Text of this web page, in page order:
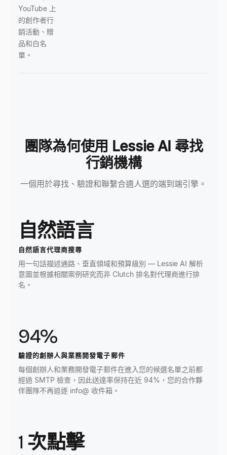
YouTube 上
的創作者行
銷活動、贈
品和白名
單。
團隊為何使用 Lessie AI 尋找
行銷機構
一個用於尋找、驗證和聯繫合適人選的端到端引擎。
自然語言
自然語言代理商搜尋
用一句話描述通路、垂直領域和預算級別 — Lessie AI 解析
意圖並根據相關案例研究而非 Clutch 排名對代理商進行排
名。
94%
驗證的創辦人與業務開發電子郵件
每個創辦人和業務開發電子郵件在進入您的候選名單之前都
經過 SMTP 檢查，因此送達率保持在近 94%，您的合作夥
伴團隊不再追逐 info@ 收件箱。
1 次點擊